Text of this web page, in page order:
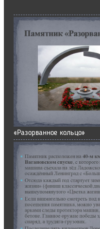
«Разорванное кольцо»